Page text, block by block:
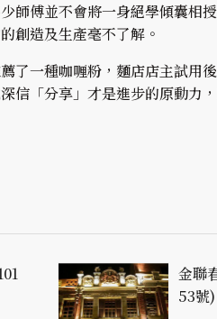
師傅並不會將一身絕學傾囊相
創造及生產毫不了解。
了一種咖喱粉，麵店店主試用
信「分享」才是進步的原動力
金聯
53號)